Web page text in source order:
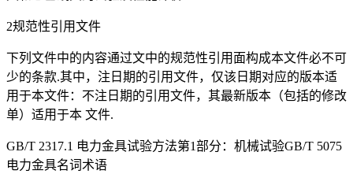
2规范性引用文件
下列文件中的内容通过文中的规范性引用面构成本文件必不可
少的条款.其中，注日期的引用文件，仅该日期对应的版本适
用于本文件：不注日期的引用文件，其最新版本（包括的修改
单）适用于本 文件.
GB/T 2317.1 电力金具试验方法第1部分：机械试验GB/T 5075
电力金具名词术语